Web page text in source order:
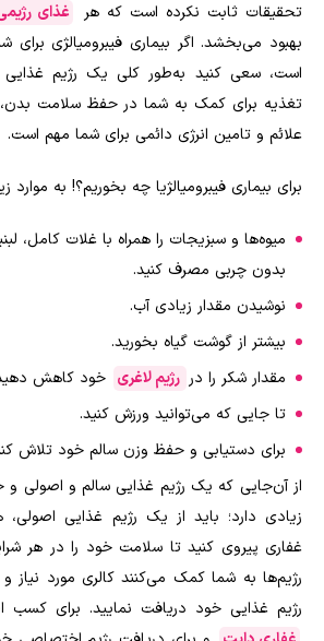
تحقیقات ثابت نکرده است که هر
غذای
بهبود می‌بخشد. اگر بیماری فیبرومیالژی
است، سعی کنید به‌طور کلی یک رژیم غذایی
تغذیه برای کمک به شما در حفظ سلامت بدن،
علائم و تامین انرژی دائمی برای شما مهم است.
برای بیماری فیبرومیالژیا چه بخوریم؟! به موارد
میوه‌ها و سبزیجات را همراه با غلات کامل،
بدون چربی مصرف کنید.
نوشیدن مقدار زیادی آب.
بیشتر از گوشت گیاه بخورید.
مقدار شکر را در رژیم لاغری خود کاهش
تا جایی که می‌توانید ورزش کنید.
برای دستیابی و حفظ وزن سالم خود تلاش
از آن‌جایی که یک رژیم غذایی سالم و اصولی
زیادی دارد؛ باید از یک رژیم غذایی
غفاری پیروی کنید تا سلامت خود را در هر
رژیم‌ها به شما کمک می‌کنند کالری مورد نیاز
رژیم غذایی خود دریافت نمایید. برای کسب